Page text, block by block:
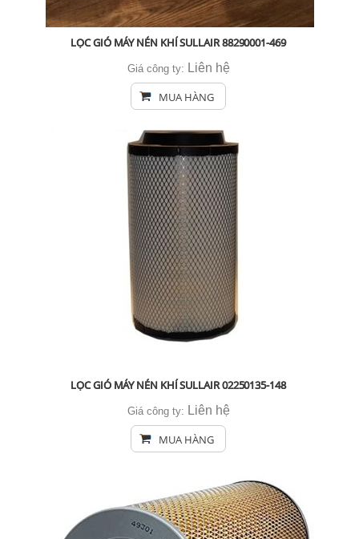
LỌC GIÓ MÁY NÉN KHÍ SULLAIR 88290001-469
Giá công ty: Liên hệ
MUA HÀNG
LỌC GIÓ MÁY NÉN KHÍ SULLAIR 02250135-148
Giá công ty: Liên hệ
MUA HÀNG